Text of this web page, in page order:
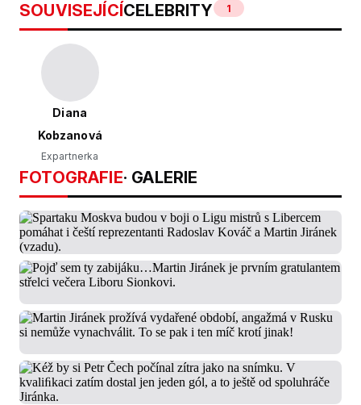
SOUVISEJÍCÍCELEBRITY 1
Diana
Kobzanová
Expartnerka
FOTOGRAFIE· GALERIE